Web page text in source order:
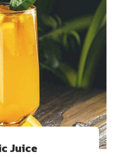
Juice